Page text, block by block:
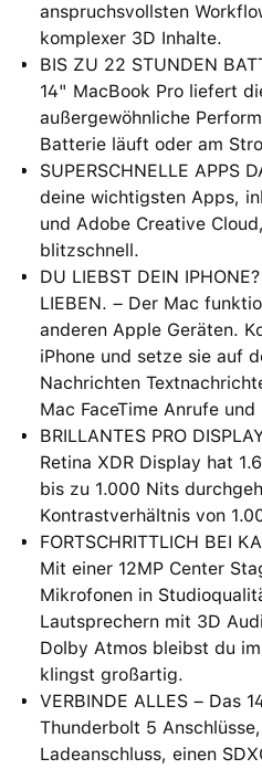
anspruchsvollsten
komplexer 3D Inhalte.
BIS ZU 22 STUNDEN
14" MacBook Pro liefert
außergewöhnliche
Batterie läuft oder am
SUPERSCHNELLE APPS
deine wichtigsten Apps,
und Adobe Creative
blitzschnell.
DU LIEBST DEIN
LIEBEN. – Der Mac
anderen Apple Geräten.
iPhone und setze sie auf
Nachrichten
Mac FaceTime Anrufe
BRILLANTES PRO
Retina XDR Display hat
bis zu 1.000 Nits
Kontrastverhältnis von
FORTSCHRITTLICH BEI
Mit einer 12MP Center
Mikrofonen in
Lautsprechern mit 3D
Dolby Atmos bleibst du
klingst großartig.
VERBINDE ALLES – Das
Thunderbolt 5
Ladeanschluss, einen